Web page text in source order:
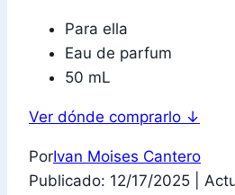
Para ella
Eau de parfum
50 mL
Ver dónde comprarlo ↓
PorIvan Moises Cantero
Publicado: 12/17/2025